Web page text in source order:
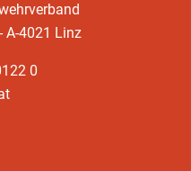
A-4021 Linz
0